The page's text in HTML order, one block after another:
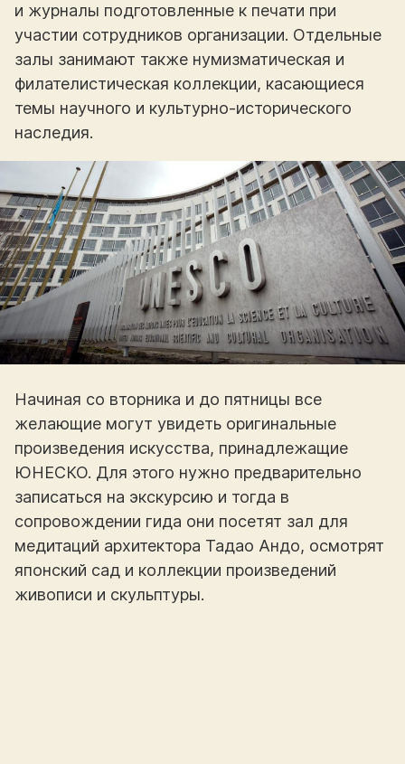
и журналы подготовленные к печати при
участии сотрудников организации. Отдельные
залы занимают также нумизматическая и
филателистическая коллекции, касающиеся
темы научного и культурно-исторического
наследия.
Начиная со вторника и до пятницы все
желающие могут увидеть оригинальные
произведения искусства, принадлежащие
ЮНЕСКО. Для этого нужно предварительно
записаться на экскурсию и тогда в
сопровождении гида они посетят зал для
медитаций архитектора Тадао Андо, осмотрят
японский сад и коллекции произведений
живописи и скульптуры.